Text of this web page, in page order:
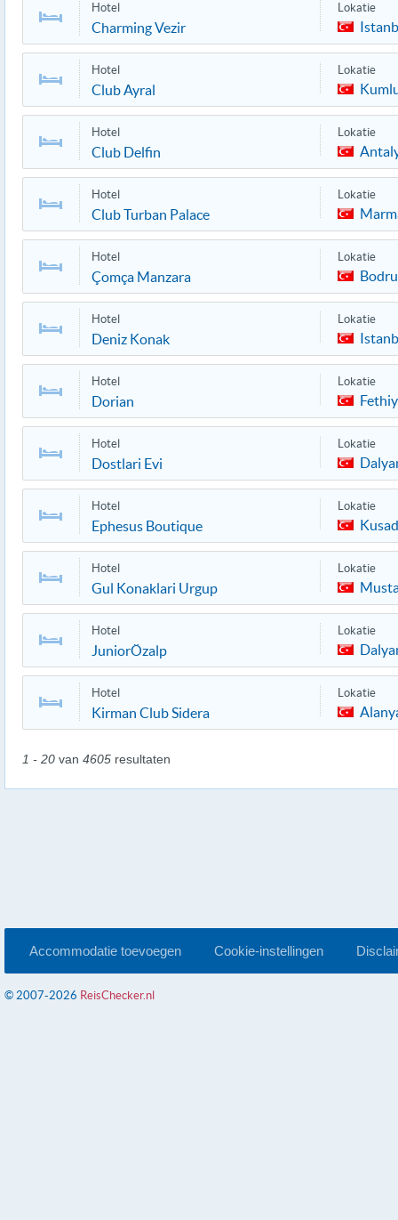
Hotel
Charming Vezir
Lokatie
Hotel
Club Ayral
Lokatie
Hotel
Club Delfin
Lokatie
Hotel
Club Turban Palace
Lokatie
Hotel
Çomça Manzara
Lokatie
Hotel
Deniz Konak
Lokatie
Hotel
Dorian
Lokatie
Hotel
Dostlari Evi
Lokatie
Hotel
Ephesus Boutique
Lokatie
Hotel
Gul Konaklari Urgup
Lokatie
Hotel
JuniorÖzalp
Lokatie
Hotel
Kirman Club Sidera
Lokatie
1 - 20 van 4605 resultaten
Accommodatie toevoegen Cookie-instellingen
© 2007-2026 ReisChecker.nl